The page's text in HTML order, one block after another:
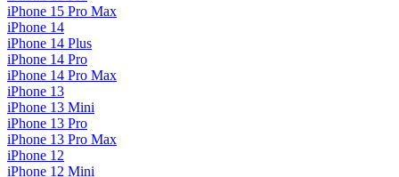
iPhone 15 Pro Max
iPhone 14
iPhone 14 Plus
iPhone 14 Pro
iPhone 14 Pro Max
iPhone 13
iPhone 13 Mini
iPhone 13 Pro
iPhone 13 Pro Max
iPhone 12
iPhone 12 Mini